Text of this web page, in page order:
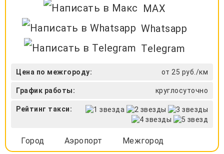
MAX
Whatsapp
Telegram
Цена по межгороду: от 25 руб./км
График работы: круглосуточно
Рейтинг такси:
Город Аэропорт Межгород